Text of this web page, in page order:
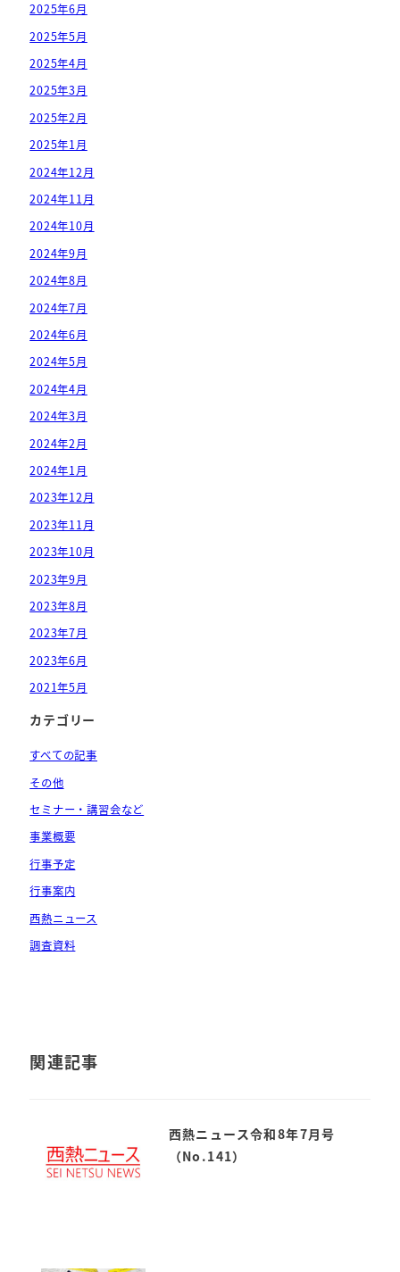
2025年6月
2025年5月
2025年4月
2025年3月
2025年2月
2025年1月
2024年12月
2024年11月
2024年10月
2024年9月
2024年8月
2024年7月
2024年6月
2024年5月
2024年4月
2024年3月
2024年2月
2024年1月
2023年12月
2023年11月
2023年10月
2023年9月
2023年8月
2023年7月
2023年6月
2021年5月
カテゴリー
すべての記事
その他
セミナー・講習会など
事業概要
行事予定
行事案内
西熱ニュース
調査資料
関連記事
西熱ニュース令和8年7月号
（No.141）